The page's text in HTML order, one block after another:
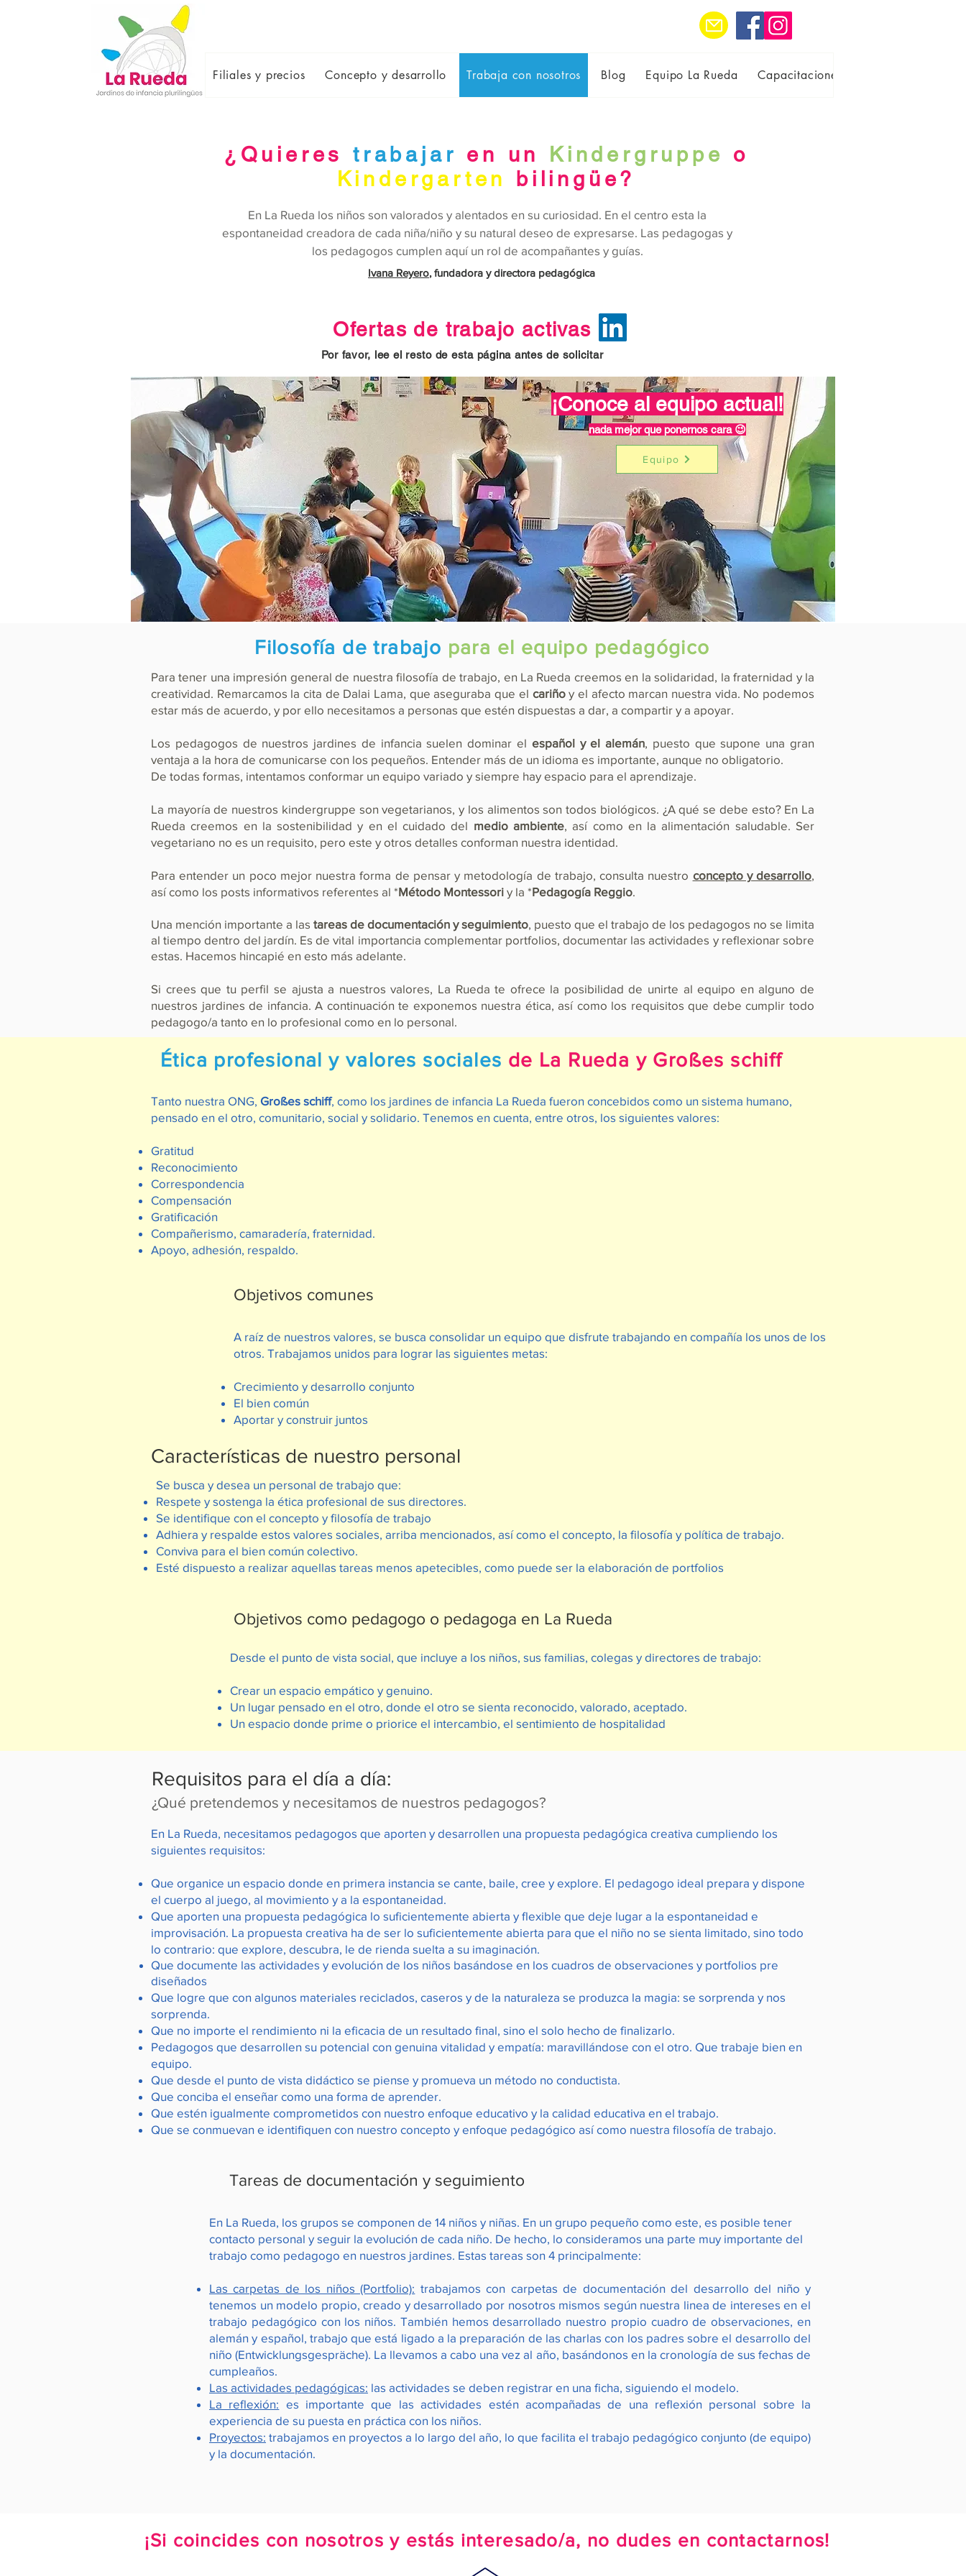
Filiales y precios Concepto y desarrollo Trabaja con nosotros Blog Equipo La Rueda Capacitaciones, prácticas y
¿Quieres trabajar en un Kindergruppe o
Kindergarten
bilingüe?
En La Rueda los niños son valorados y alentados en su curiosidad. En el centro esta la
espontaneidad creadora de cada niña/niño y su natural deseo de expresarse. Las pedagogas y
los pedagogos cumplen aquí un rol de acompañantes y guías.
Ivana Reyero, fundadora y directora pedagógica
Ofertas de trabajo activas
Por favor, lee el resto de esta página antes de solicitar
¡Conoce al equipo actual!
nada mejor que ponernos cara 😉
Equipo
Filosofía de trabajo para el equipo pedagógico
Para tener una impresión general de nuestra filosofía de trabajo, en La Rueda creemos en la solidaridad, la fraternidad y la
creatividad. Remarcamos la cita de Dalai Lama, que aseguraba que el cariñoy el afecto marcan nuestra vida. No podemos
estar más de acuerdo, y por ello necesitamos a personas que estén dispuestas a dar, a compartir y a apoyar.
Los pedagogos de nuestros jardines de infancia suelen dominar el español y el alemán, puesto que supone una gran
ventaja a la hora de comunicarse con los pequeños. Entender más de un idioma es importante, aunque no obligatorio.
De todas formas, intentamos conformar un equipo variado y siempre hay espacio para el aprendizaje.
La mayoría de nuestros kindergruppe son vegetarianos, y los alimentos son todos biológicos. ¿A qué se debe esto? En La
Rueda creemos en la sostenibilidad y en el cuidado del medio ambiente, así como en la alimentación saludable. Ser
vegetariano no es un requisito, pero este y otros detalles conforman nuestra identidad.
Para entender un poco mejor nuestra forma de pensar y metodología de trabajo, consulta nuestro concepto y desarrollo,
así como los posts informativos referentes al *Método Montessori y la *Pedagogía Reggio.
Una mención importante a las tareas de documentación y seguimiento, puesto que el trabajo de los pedagogos no se limita
al tiempo dentro del jardín. Es de vital importancia complementarportfolios, documentar las actividades y reflexionar sobre
estas. Hacemos hincapié en esto más adelante.
Si crees que tu perfil se ajusta a nuestros valores, La Rueda te ofrece la posibilidad de unirte al equipo en alguno de
nuestros jardines de infancia. A continuación te exponemos nuestra ética, así como los requisitos que debe cumplir todo
pedagogo/a tanto en lo profesional como en lo personal.
Ética profesional y valores sociales de La Rueda y Großes schiff
Tanto nuestra ONG, Großes schiff, como los jardines de infancia La Rueda fueron concebidos como un sistema humano,
pensado en el otro, comunitario, social y solidario. Tenemos en cuenta, entre otros, los siguientes valores:
Gratitud
Reconocimiento
Correspondencia
Compensación
Gratificación
Compañerismo, camaradería, fraternidad.
Apoyo, adhesión, respaldo.
Objetivos comunes
A raíz de nuestros valores, se busca consolidar un equipo que disfrute trabajando en compañía los unos de los
otros. Trabajamos unidos para lograr las siguientes metas:
Crecimiento y desarrollo conjunto
El bien común
Aportar y construir juntos
Características de nuestro personal
Se busca y desea un personal de trabajo que:
Respete y sostenga la ética profesional de sus directores.
Se identifique con el concepto y filosofía de trabajo
Adhiera y respalde estos valores sociales, arriba mencionados, así como el concepto, la filosofía y política de trabajo.
Conviva para el bien común colectivo.
Esté dispuesto a realizar aquellas tareas menos apetecibles, como puede ser la elaboración de portfolios
Objetivos como pedagogo o pedagoga en La Rueda
Desde el punto de vista social, que incluye a los niños, sus familias, colegas y directores de trabajo:
Crear un espacio empático y genuino.
Un lugar pensado en el otro, donde el otro se sienta reconocido, valorado, aceptado.
Un espacio donde prime o priorice el intercambio, el sentimiento de hospitalidad
Requisitos para el día a día:
¿Qué pretendemos y necesitamos de nuestros pedagogos?
En La Rueda, necesitamos pedagogos que aporten y desarrollen una propuesta pedagógica creativa cumpliendo los
siguientes requisitos:
Que organice un espacio donde en primera instancia se cante, baile, cree y explore. El pedagogo ideal prepara y dispone
el cuerpo al juego, al movimiento y a la espontaneidad.
Que aporten una propuesta pedagógica lo suficientemente abierta y flexible que deje lugar a la espontaneidad e
improvisación. La propuesta creativa ha de ser lo suficientemente abierta para que el niño no se sienta limitado, sino todo
lo contrario: que explore, descubra, le de rienda suelta a su imaginación.
Que documente las actividades y evolución de los niños basándose en los cuadros de observaciones y portfolios pre
diseñados
Que logre que con algunos materiales reciclados, caseros y de la naturaleza se produzca la magia: se sorprenda y nos
sorprenda.
Que no importe el rendimiento ni la eficacia de un resultado final, sino el solo hecho de finalizarlo.
Pedagogos que desarrollen su potencial con genuina vitalidad y empatía: maravillándose con el otro. Que trabaje bien en
equipo.
Que desde el punto de vista didáctico se piense y promueva un método no conductista.
Que conciba el enseñar como una forma de aprender.
Que estén igualmente comprometidos con nuestro enfoque educativo y la calidad educativa en el trabajo.
Que se conmuevan e identifiquen con nuestro concepto y enfoque pedagógico así como nuestra filosofía de trabajo.
Tareas de documentación y seguimiento
En La Rueda, los grupos se componen de 14 niños y niñas. En un grupo pequeño como este, es posible tener
contacto personal y seguir la evolución de cada niño. De hecho, lo consideramos una parte muy importante del
trabajo como pedagogo en nuestros jardines. Estas tareas son 4 principalmente:
Las carpetas de los niños (Portfolio): trabajamos con carpetas de documentación del desarrollo del niño y
tenemos un modelo propio, creado y desarrollado por nosotros mismos según nuestra linea de intereses en el
trabajo pedagógico con los niños. También hemos desarrollado nuestro propio cuadro de observaciones, en
alemán y español, trabajo que está ligado a la preparación de las charlas con los padres sobre el desarrollo del
niño (Entwicklungsgespräche). La llevamos a cabo una vez al año, basándonos en la cronología de sus fechas de
cumpleaños.
Las actividades pedagógicas: las actividades se deben registrar en una ficha, siguiendo el modelo.
La reflexión: es importante que las actividades estén acompañadas de una reflexión personal sobre la
experiencia de su puesta en práctica con los niños.
Proyectos: trabajamos en proyectos a lo largo del año, lo que facilita el trabajo pedagógico conjunto (de equipo)
y la documentación.
¡Si coincides con nosotros y estás interesado/a, no dudes en contactarnos!